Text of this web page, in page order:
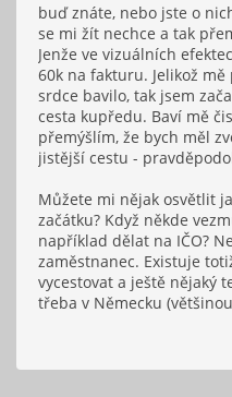
buď znáte, nebo jste o
se mi žít nechce a tak
Jenže ve vizuálních
60k na fakturu. Jelikož
srdce bavilo, tak jsem
cesta kupředu. Baví mě
přemýšlím, že bych měl
jistější cestu -
Můžete mi nějak osvětlit
začátku? Když někde
například dělat na IČO?
zaměstnanec. Existuje
vycestovat a ještě nějaký
třeba v Německu